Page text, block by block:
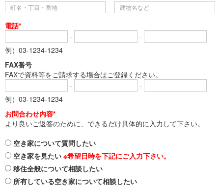
電話*
-
-
例）03-1234-1234
FAX番号
FAXで資料等をご請求する場合はご登録ください。
-
-
例）03-1234-1234
お問合わせ内容*
より良いご返答のために、できるだけ具体的に入力して下さい。
空き家について質問したい
空き家を見たい ※希望日時を下記にご入力下さい。
移住全般について相談したい
所有している空き家について相談したい